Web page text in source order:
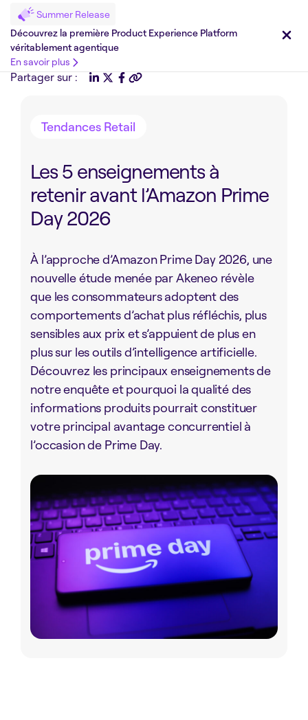
Summer Release
Découvrez la première Product Experience Platform
véritablement agentique
En savoir plus
Partager sur :
Tendances Retail
Les 5 enseignements à
retenir avant l’Amazon Prime
Day 2026
À l’approche d’Amazon Prime Day 2026, une
nouvelle étude menée par Akeneo révèle
que les consommateurs adoptent des
comportements d’achat plus réfléchis, plus
sensibles aux prix et s’appuient de plus en
plus sur les outils d’intelligence artificielle.
Découvrez les principaux enseignements de
notre enquête et pourquoi la qualité des
informations produits pourrait constituer
votre principal avantage concurrentiel à
l’occasion de Prime Day.